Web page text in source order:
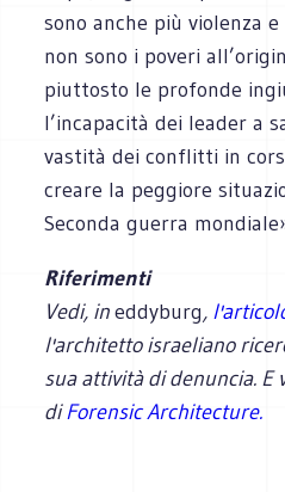
sono anche più violenza
non sono i poveri
piuttosto le profonde
l’incapacità dei leader a
vastità dei conflitti in
creare la peggiore
Seconda guerra
Riferimenti
Vedi, ineddyburg,
l'architetto israeliano
sua attività di denuncia.
diForensic Architecture.